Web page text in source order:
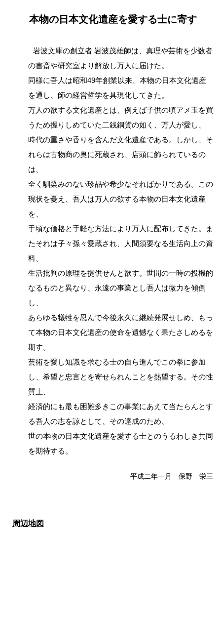
本物の日本文化遺産を愛する士に寄す
岩波文庫の創立者 岩波茂雄師は、真理や芸術を少数者
の書斎や研究室より解放し万人に届けた。
同様に吾人は昭和49年創業以来、本物の日本文化遺産
を通し、師の経営哲学を具現化してきた。
万人の欲する文化遺産とは、例えば子供の頃アメ玉を買
うため握りしめていた二銭銅貨の如く、万人が愛し、
時代の重さや香りを含んだ文化遺産である。しかし、そ
れらは古物商の奥に死蔵され、店頭に飾られているの
は、
全く馴染みのない珍品や希少なそればかりである。この
現状を憂え、吾人は万人の欲する本物の日本文化遺産
を、
手頃な価格と手軽な方法により万人に配布してきた。ま
たそれは子々孫々愛蔵され、人間須要なる生活向上の資
料、
生活批判の原理を提供せんと欲す。世間の一時の投機的
なるものと異なり、永遠の事業とし吾人は微力を傾倒
し、
あらゆる犠牲を忍んで今後永久に継続発展せしめ、もっ
て本物の日本文化遺産の使命を遺憾なく果たさしめるを
期す。
芸術を愛し知識を求むる士の自ら進んでこの拳に参加
し、希望と忠言とを寄せられんことを熱望する。その性
質上、
経済的にも最も困難多きこの事業にあえて当たらんとす
る吾人の志を諒として、その達成のため、
世の本物の日本文化遺産を愛する士とのうるわしき共同
を期待する。
平成二年一月 保野 栄三
周辺地図